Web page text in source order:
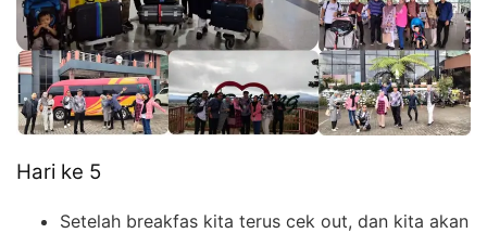
Hari ke 5
Setelah breakfas kita terus cek out, dan kita akan